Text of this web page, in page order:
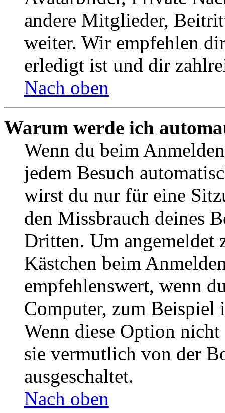
andere Mitglieder,
weiter. Wir empfehlen
erledigt ist und dir
Nach oben
Warum werde ich
Wenn du beim
jedem Besuch
wirst du nur für eine
den Missbrauch deines
Dritten. Um angemeldet
Kästchen beim
empfehlenswert, wenn
Computer, zum Beispiel
Wenn diese Option
sie vermutlich von der
ausgeschaltet.
Nach oben